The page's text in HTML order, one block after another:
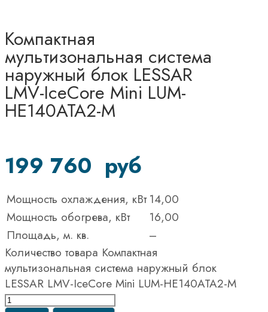
Компактная
мультизональная система
наружный блок LESSAR
LMV-IceCore Mini LUM-
HE140ATA2-M
199 760 руб
Мощность охлаждения, кВт 14,00
Мощность обогрева, кВт
16,00
Площадь, м. кв.
–
Количество товара Компактная
мультизональная система наружный блок
LESSAR LMV-IceCore Mini LUM-HE140ATA2-M